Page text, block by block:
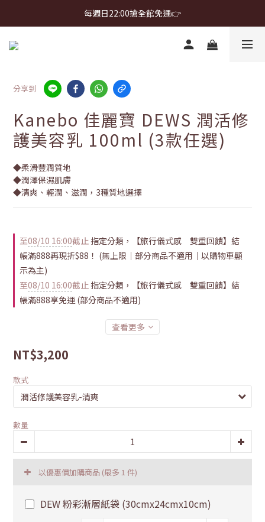
首購免運 $499 起 ＋ 加 LINE 領 $300 折價券 ➤
每週日22:00搶全館免運👉
首購免運 $499 起 ＋ 加 LINE 領 $300 折價券 ➤
分享到
Kanebo 佳麗寶 DEWS 潤活修
護美容乳 100ml (3款任選)
◆柔滑豐潤質地
◆潤澤保濕肌膚
◆清爽、輕潤、滋潤，3種質地選擇
至08/10 16:00截止 指定分類，【旅行儀式感 雙重回饋】結
帳滿888再現折$88！ (無上限｜部分商品不適用｜以購物車顯
示為主)
至08/10 16:00截止 指定分類，【旅行儀式感 雙重回饋】結
帳滿888享免運 (部分商品不適用)
查看更多
NT$3,200
款式
數量
以優惠價加購商品 (最多 1 件)
DEW 粉彩漸層紙袋 (30cmx24cmx10cm)